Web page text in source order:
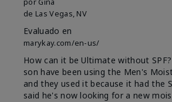
de Las Vegas, NV
Evaluado en
marykay.com/en-us/
How can it be Ultimate without
son have been using the Men's
and they used it because it had the
said he's now looking for a new